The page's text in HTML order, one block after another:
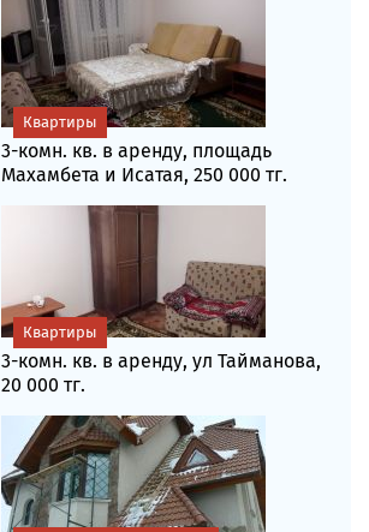
3-комн. кв. в аренду, площадь
Махамбета и Исатая, 250 000 тг.
Квартиры
3-комн. кв. в аренду, ул Тайманова,
20 000 тг.
Квартиры